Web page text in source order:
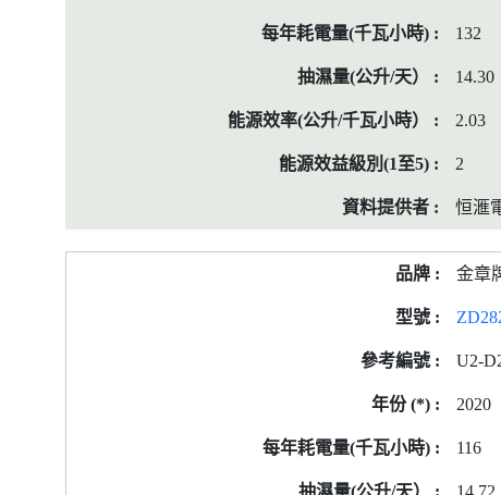
132
14.30
2.03
2
恒滙
金章
U2-
2020
116
14.72